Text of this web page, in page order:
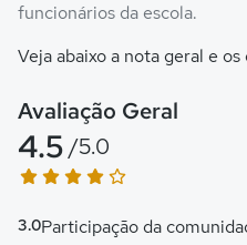
funcionários da escola.
Veja abaixo a nota geral e
Avaliação Geral
4.5 /5.0
3.0Participação da